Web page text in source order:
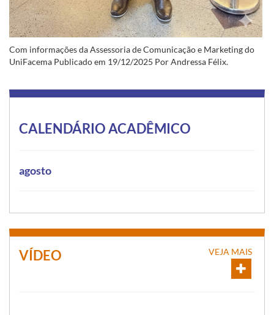
Com informações da Assessoria de Comunicação e Marketing do
UniFacema Publicado em 19/12/2025 Por Andressa Félix.
CALENDÁRIO ACADÊMICO
agosto
VÍDEO VEJA MAIS